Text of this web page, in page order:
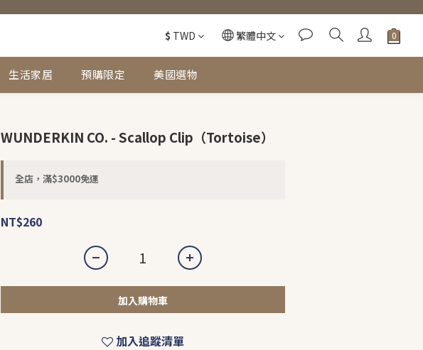
$ TWD 繁體中文
生活家居 預購限定 美國選物
WUNDERKIN CO. - Scallop Clip（Tortoise）
全店，滿$3000免運
NT$260
加入購物車
加入追蹤清單